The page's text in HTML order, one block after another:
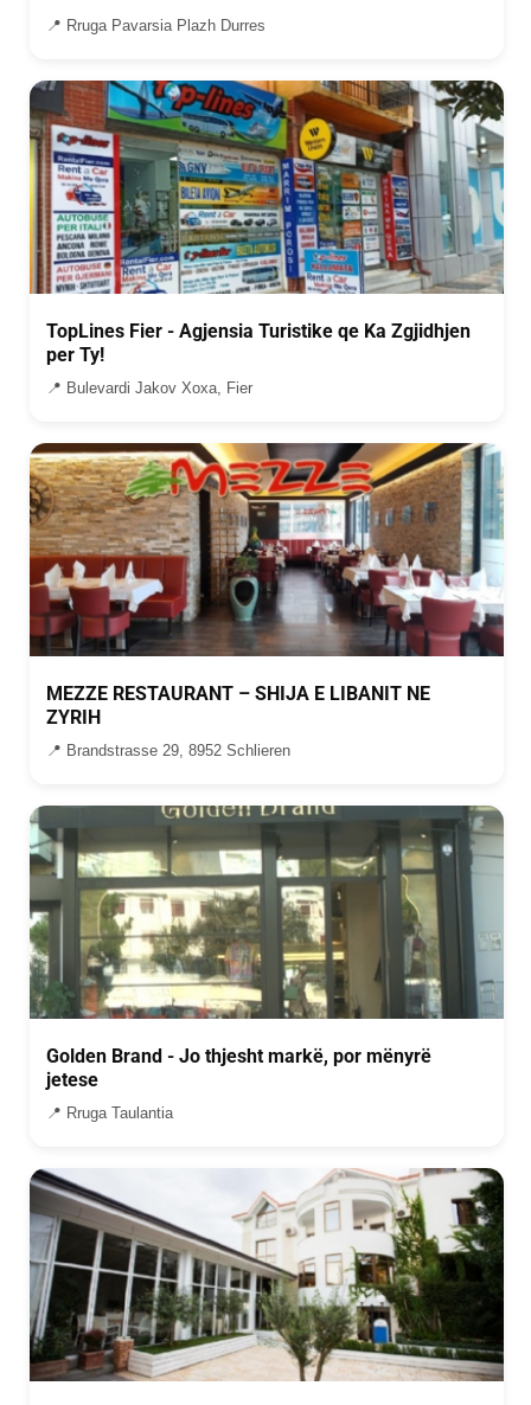
📍 Rruga Pavarsia Plazh Durres
TopLines Fier - Agjensia Turistike qe Ka Zgjidhjen
per Ty!
📍 Bulevardi Jakov Xoxa, Fier
MEZZE RESTAURANT – SHIJA E LIBANIT NE
ZYRIH
📍 Brandstrasse 29, 8952 Schlieren
Golden Brand - Jo thjesht markë, por mënyrë
jetese
📍 Rruga Taulantia